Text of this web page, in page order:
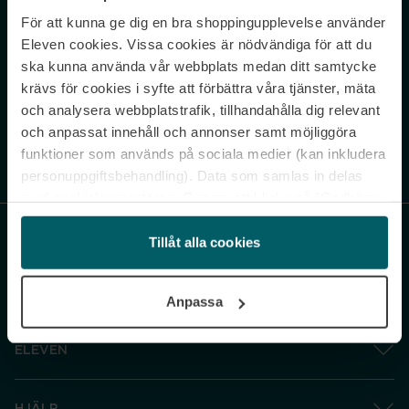
För att kunna ge dig en bra shoppingupplevelse använder
Eleven cookies. Vissa cookies är nödvändiga för att du
ska kunna använda vår webbplats medan ditt samtycke
krävs för cookies i syfte att förbättra våra tjänster, mäta
och analysera webbplatstrafik, tillhandahålla dig relevant
och anpassat innehåll och annonser samt möjliggöra
funktioner som används på sociala medier (kan inkludera
personuppgiftsbehandling). Data som samlas in delas
och gå vidare” accepterar du samtliga cookies medan du
under ”Inställningar” kan anpassa användningen av
cookies. Du kan återkalla ditt samtycke när som helst.
Tillåt alla cookies
Anpassa
Never miss a beat.
Sign up to our newsletter.
Genom att prenumerera accepterar du vår Integritetspolicy. Avprenumerera
ELEVEN